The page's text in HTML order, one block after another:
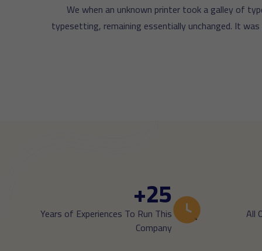
We when an unknown printer took a galley of
typesetting, remaining essentially unchanged. It
All
25
+
Years of Experiences To Run This
Company